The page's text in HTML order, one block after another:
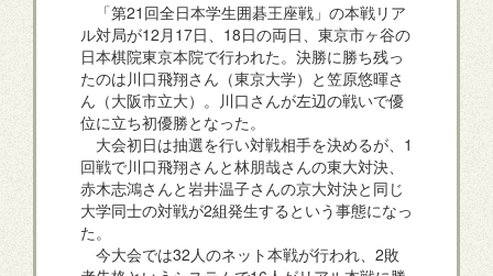
「第21回全日本学生囲碁王座戦」の本戦リア
ル対局が12月17日、18日の両日、東京市ヶ谷の
日本棋院東京本院で行われた。決勝に勝ち残っ
たのは川口飛翔さん（東京大学）と笠原悠暉さ
ん（大阪市立大）。川口さんが左辺の戦いで優
位に立ち初優勝となった。
大会初日は抽選を行い対戦相手を決めるが、1
回戦で川口飛翔さんと林朋哉さんの東大対決、
赤木志鴻さんと岩井温子さんの京大対決と同じ
大学同士の対戦が2組発生するという事態になっ
た。
今大会では32人のネット本戦が行われ、2敗